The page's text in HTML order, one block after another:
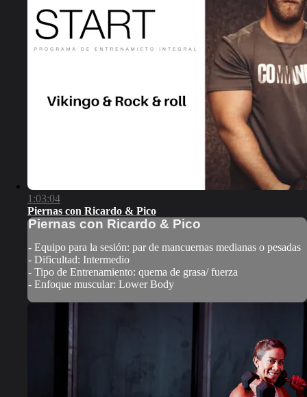
1:03:04
Piernas con Ricardo & Pico
Piernas con Ricardo & Pico
- Equipo para la sesión: par de mancuernas medianas o pesadas
- Dificultad: Intermedio
- Tipo de Entrenamiento: quema de grasa/ fuerza
- Enfoque muscular: Lower Body